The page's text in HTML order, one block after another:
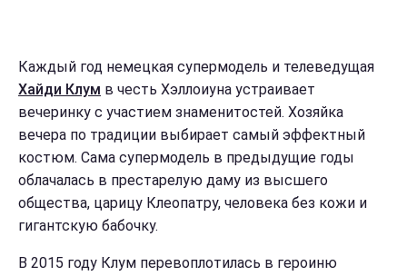
Каждый год немецкая супермодель и телеведущая
Хайди Клум в честь Хэллоиуна устраивает
вечеринку с участием знаменитостей. Хозяйка
вечера по традиции выбирает самый эффектный
костюм. Сама супермодель в предыдущие годы
облачалась в престарелую даму из высшего
общества, царицу Клеопатру, человека без кожи и
гигантскую бабочку.
В 2015 году Клум перевоплотилась в героиню